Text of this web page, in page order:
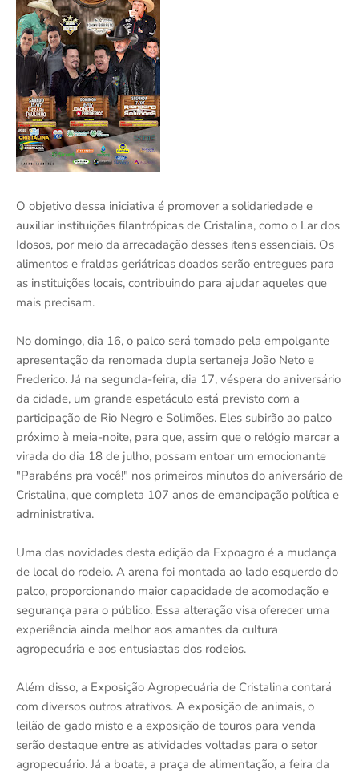
O objetivo dessa iniciativa é promover a solidariedade e
auxiliar instituições filantrópicas de Cristalina, como o Lar dos
Idosos, por meio da arrecadação desses itens essenciais. Os
alimentos e fraldas geriátricas doados serão entregues para
as instituições locais, contribuindo para ajudar aqueles que
mais precisam.
No domingo, dia 16, o palco será tomado pela empolgante
apresentação da renomada dupla sertaneja João Neto e
Frederico. Já na segunda-feira, dia 17, véspera do aniversário
da cidade, um grande espetáculo está previsto com a
participação de Rio Negro e Solimões. Eles subirão ao palco
próximo à meia-noite, para que, assim que o relógio marcar a
virada do dia 18 de julho, possam entoar um emocionante
"Parabéns pra você!" nos primeiros minutos do aniversário de
Cristalina, que completa 107 anos de emancipação política e
administrativa.
Uma das novidades desta edição da Expoagro é a mudança
de local do rodeio. A arena foi montada ao lado esquerdo do
palco, proporcionando maior capacidade de acomodação e
segurança para o público. Essa alteração visa oferecer uma
experiência ainda melhor aos amantes da cultura
agropecuária e aos entusiastas dos rodeios.
Além disso, a Exposição Agropecuária de Cristalina contará
com diversos outros atrativos. A exposição de animais, o
leilão de gado misto e a exposição de touros para venda
serão destaque entre as atividades voltadas para o setor
agropecuário. Já a boate, a praça de alimentação, a feira da